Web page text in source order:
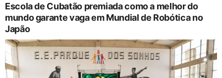
Escola de Cubatão premiada como a melhor do
mundo garante vaga em Mundial de Robótica no
Japão